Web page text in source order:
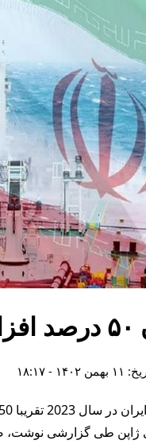
میلیون بشکه در روز رسیده است.